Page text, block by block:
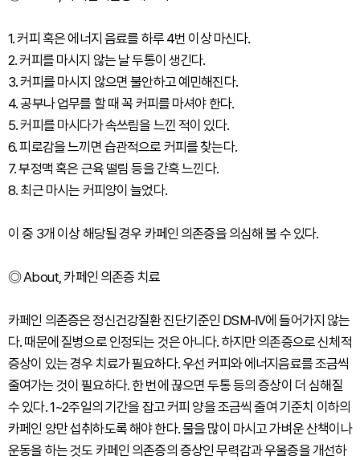
1. 커피 혹은 에너지 음료를 하루 4번 이상 마신다.
2. 커피를 마시지 않는 날 두통이 생긴다.
3. 커피를 마시지 않으면 불안하고 예민해진다.
4. 공부나 업무를 할 때 꼭 커피를 마셔야 한다.
5. 커피를 마시다가 속쓰림을 느낀 적이 있다.
6. 피로감을 느끼면 습관적으로 커피를 찾는다.
7. 부정맥 혹은 근육 떨림 등을 간혹 느낀다.
8. 최근 마시는 커피양이 늘었다.
이 중 3개 이상 해당될 경우 카페인 의존증을 의심해 볼 수 있다.
◎ About, 카페인 의존증 치료
카페인 의존증은 정신건강질환 진단기준인 DSM-IV에 들어가지 않는
다. 때문에 질병으로 인정되는 것은 아니다. 하지만 의존증으로 신체적
증상이 있는 경우 치료가 필요하다. 우선 커피와 에너지음료를 조금씩
줄여가는 것이 필요하다. 한 번에 끊으면 두통 등의 증상이 더 심해질
수 있다. 1~2주일의 기간을 잡고 커피 양을 조금씩 줄여 기준치 이하의
카페인 양만 섭취하도록 해야 한다. 물을 많이 마시고 가벼운 산책이나
운동을 하는 것도 카페인 의존증의 증상인 무력감과 우울증을 개선하